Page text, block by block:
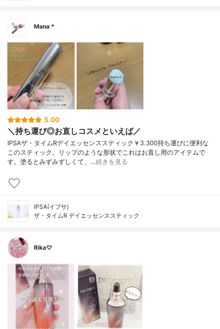
Mana *
5.00
＼持ち運び◎お直しコスメといえば／
IPSAザ・タイムRデイエッセンススティック￥3.300持ち運びに便利な
このスティック。リップのような形状でこれはお直し用のアイテムで
す。塗るとみずみずしくて、…続きを見る
IPSA(イプサ)
ザ・タイムR デイエッセンススティック
Rika♡